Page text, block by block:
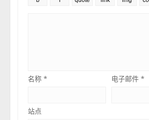
名称* 电子邮件*
站点